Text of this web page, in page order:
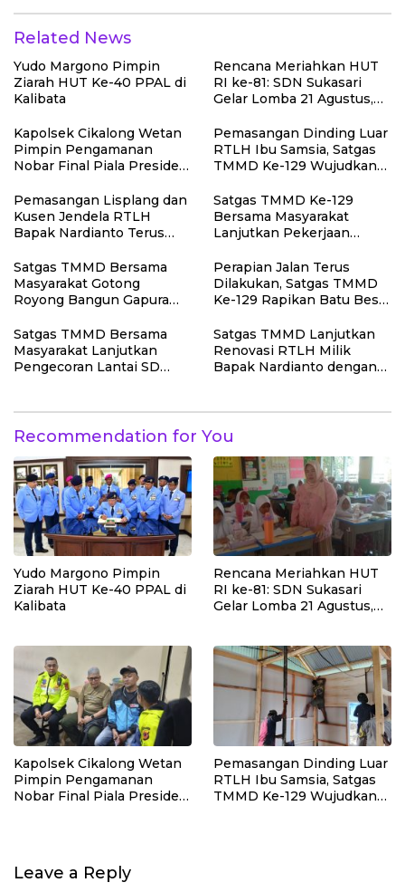
Related News
Yudo Margono Pimpin
Ziarah HUT Ke-40 PPAL di
Kalibata
Rencana Meriahkan HUT
RI ke-81: SDN Sukasari
Gelar Lomba 21 Agustus,
Sepekarpun
Kapolsek Cikalong Wetan
Pimpin Pengamanan
Nobar Final Piala Presiden
Aman dan Kondusif
Pemasangan Dinding Luar
RTLH Ibu Samsia, Satgas
TMMD Ke-129 Wujudkan
Pemasangan Lisplang dan
Kusen Jendela RTLH
Bapak Nardianto Terus
129
Satgas TMMD Ke-129
Bersama Masyarakat
Lanjutkan Pekerjaan
Bersih di Desa Umbele
Satgas TMMD Bersama
Masyarakat Gotong
Royong Bangun Gapura
Umbele
Perapian Jalan Terus
Dilakukan, Satgas TMMD
Ke-129 Rapikan Batu Besar
Pembukaan Jalan
Kepulauan Umbele
Satgas TMMD Bersama
Masyarakat Lanjutkan
Pengecoran Lantai SD
Satgas TMMD Lanjutkan
Renovasi RTLH Milik
Bapak Nardianto dengan
Penghubung
Recommendation for You
Yudo Margono Pimpin
Ziarah HUT Ke-40 PPAL di
Kalibata
Rencana Meriahkan HUT
RI ke-81: SDN Sukasari
Gelar Lomba 21 Agustus,
Kapolsek Cikalong Wetan
Pimpin Pengamanan
Nobar Final Piala Presiden
Pemasangan Dinding Luar
RTLH Ibu Samsia, Satgas
TMMD Ke-129 Wujudkan
Leave a Reply